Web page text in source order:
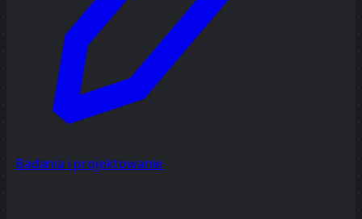
Badania i projektowanie